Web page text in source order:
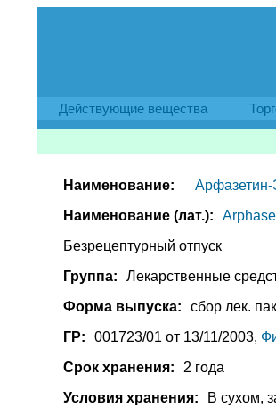
Действующие вещества
Наименование:
Наименование (лат.):
Безрецептурный отпуск
Группа:
Лекарственные
Форма выпуска:
сбор лек.
ГР:
001723/01 от 13/11/2003,
Срок хранения:
2 года
Условия хранения:
В сухом,